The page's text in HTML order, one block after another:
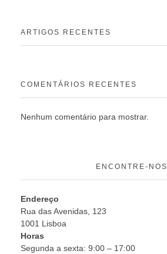
ARTIGOS RECENTES
COMENTÁRIOS RECENTES
Nenhum comentário para mostrar.
ENCONTRE-NOS
Endereço
Rua das Avenidas, 123
1001 Lisboa
Horas
Segunda a sexta: 9:00 – 17:00